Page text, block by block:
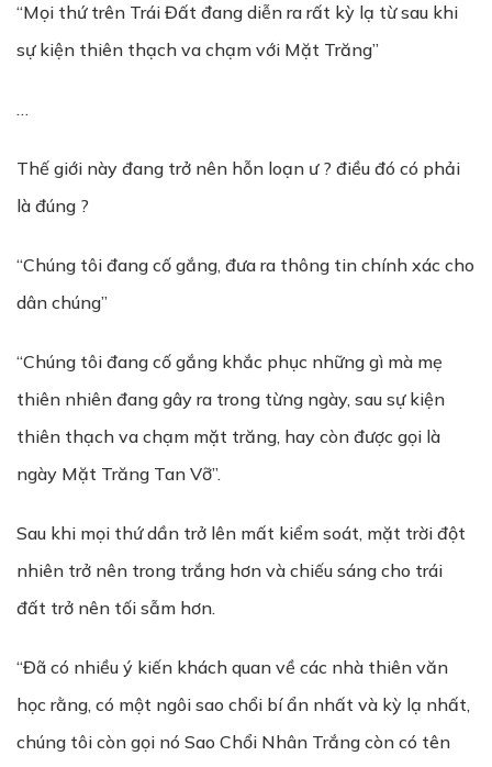
“Mọi thứ trên Trái Đất đang diễn ra rất kỳ lạ từ sau khi
sự kiện thiên thạch va chạm với Mặt Trăng”
…
Thế giới này đang trở nên hỗn loạn ư ? điều đó có phải
là đúng ?
“Chúng tôi đang cố gắng, đưa ra thông tin chính xác cho
dân chúng”
“Chúng tôi đang cố gắng khắc phục những gì mà mẹ
thiên nhiên đang gây ra trong từng ngày, sau sự kiện
thiên thạch va chạm mặt trăng, hay còn được gọi là
ngày Mặt Trăng Tan Vỡ”.
Sau khi mọi thứ dần trở lên mất kiểm soát, mặt trời đột
nhiên trở nên trong trắng hơn và chiếu sáng cho trái
đất trở nên tối sẫm hơn.
“Đã có nhiều ý kiến khách quan về các nhà thiên văn
học rằng, có một ngôi sao chổi bí ẩn nhất và kỳ lạ nhất,
chúng tôi còn gọi nó Sao Chổi Nhân Trắng còn có tên